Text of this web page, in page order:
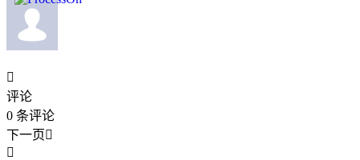

评论
0 条评论
下一页
